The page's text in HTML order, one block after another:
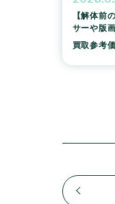
【解体前
サーや版
買取参考